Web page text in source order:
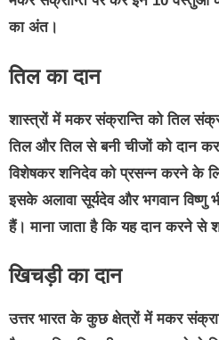
का अंत।
तिल का दान
शास्त्रों में मकर संक्रान्ति को तिल
तिल और तिल से बनी चीजों को दान
विशेषकर शनिदेव को प्रसन्न करने के
इसके अलावा सूर्यदेव और भगवान विष्णु
हैं। माना जाता है कि यह दान करने से
खिचड़ी का दान
उत्तर भारत के कुछ क्षेत्रों में मकर